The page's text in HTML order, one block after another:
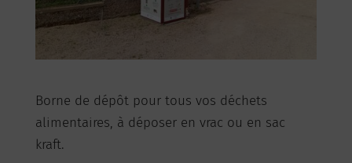
Borne de dépôt pour tous vos déchets
alimentaires, à déposer en vrac ou en sac
kraft.